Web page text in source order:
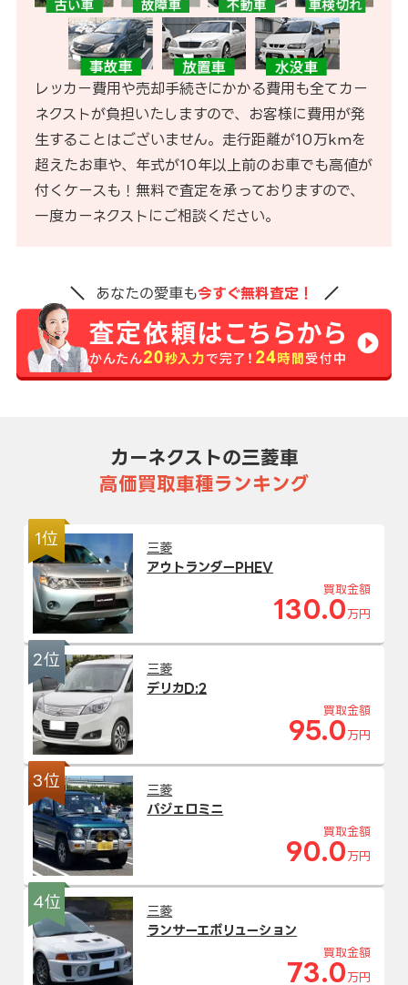
レッカー費用や売却手続きにかかる費用も全てカー
ネクストが負担いたしますので、お客様に費用が発
生することはございません。走行距離が10万kmを
超えたお車や、年式が10年以上前のお車でも高値が
付くケースも！無料で査定を承っておりますので、
一度カーネクストにご相談ください。
あなたの愛車も今すぐ無料査定！
カーネクストの三菱車
高価買取車種ランキング
1位
三菱
アウトランダーPHEV
買取金額
130.0 万円
2位
三菱
デリカD:2
買取金額
95.0 万円
3位
三菱
パジェロミニ
買取金額
90.0 万円
4位
三菱
ランサーエボリューション
買取金額
73.0 万円